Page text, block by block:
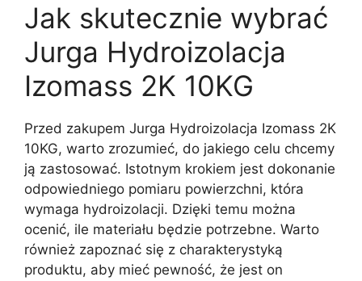
Jak skutecznie wybrać
Jurga Hydroizolacja
Izomass 2K 10KG
Przed zakupem Jurga Hydroizolacja Izomass 2K
10KG, warto zrozumieć, do jakiego celu chcemy
ją zastosować. Istotnym krokiem jest dokonanie
odpowiedniego pomiaru powierzchni, która
wymaga hydroizolacji. Dzięki temu można
ocenić, ile materiału będzie potrzebne. Warto
również zapoznać się z charakterystyką
produktu, aby mieć pewność, że jest on